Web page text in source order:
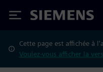
Siemens
Cette page est affichée à
Voulez-vous afficher la